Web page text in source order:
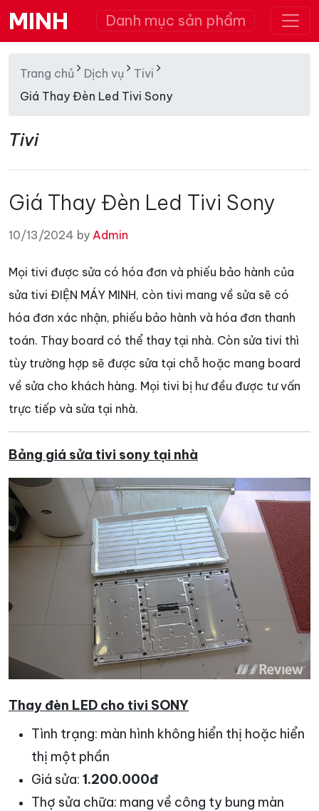
MINH Danh mục sản phẩm
Trang chủ Dịch vụ
Tivi
Giá Thay Đèn Led Tivi Sony
Tivi
Giá Thay Đèn Led Tivi Sony
10/13/2024 by Admin
Mọi tivi được sửa có hóa đơn và phiếu bảo hành của
sửa tivi ĐIỆN MÁY MINH, còn tivi mang về sửa sẽ có
hóa đơn xác nhận, phiếu bảo hành và hóa đơn thanh
toán. Thay board có thể thay tại nhà. Còn sửa tivi thì
tùy trường hợp sẽ được sửa tại chỗ hoặc mang board
về sửa cho khách hàng. Mọi tivi bị hư đều được tư vấn
trực tiếp và sửa tại nhà.
Bảng giá sửa tivi sony tại nhà
Thay đèn LED cho tivi SONY
Tình trạng: màn hình không hiển thị hoặc hiển
thị một phần
Giá sửa: 1.200.000đ
Thợ sửa chữa: mang về công ty bung màn